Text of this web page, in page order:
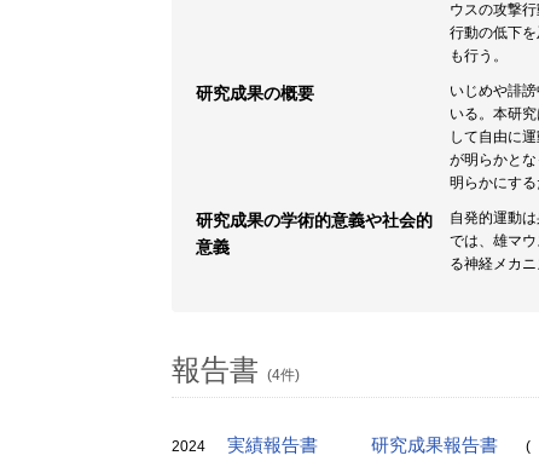
ウスの攻撃
行動の低下
も行う。
研究成果の概要
いじめや誹
いる。本研
して自由に
が明らかと
明らかにす
研究成果の学術的意義や社会的
意義
自発的運動
では、雄マ
る神経メカ
報告書 (4件)
2024 実績報告書 研究成果報告書 (